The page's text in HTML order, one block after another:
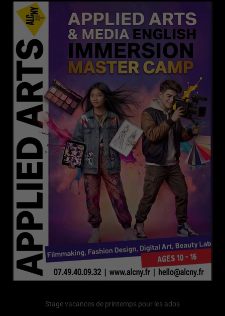
Stage vacances de printemps pour les ados